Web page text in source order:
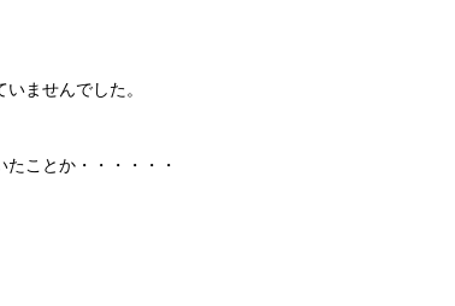
ませんでした。
ことか・・・・・・